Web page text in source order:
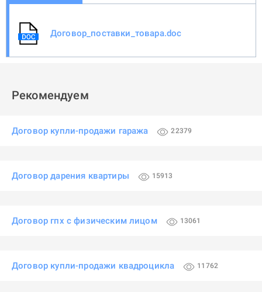
Договор_поставки_товара.doc
Рекомендуем
Договор купли-продажи гаража 22379
Договор дарения квартиры 15913
Договор гпх с физическим лицом 13061
Договор купли-продажи квадроцикла 11762